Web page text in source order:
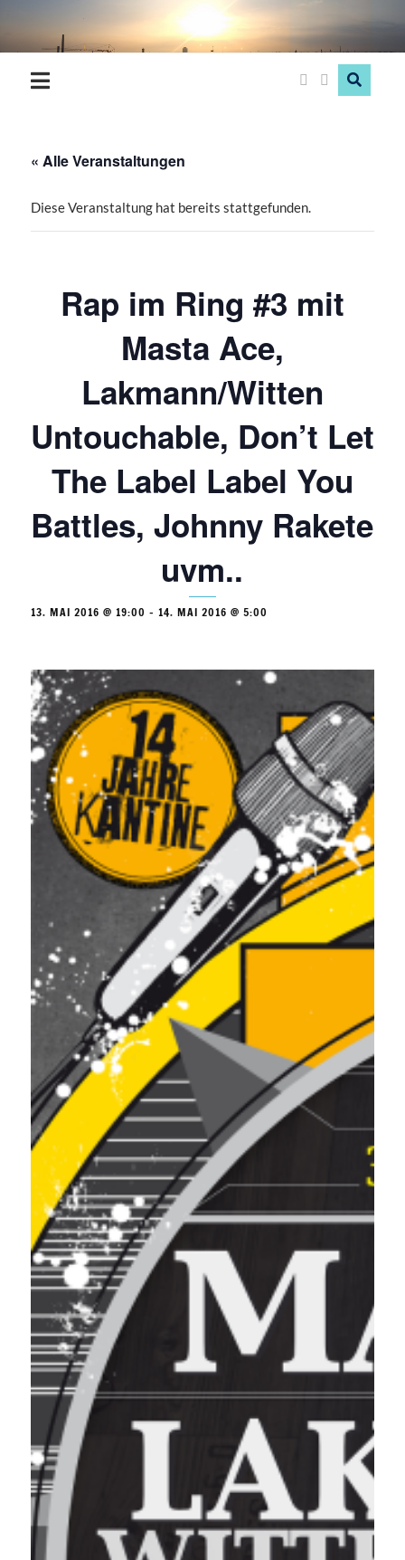
Hood
« Alle Veranstaltungen
Diese Veranstaltung hat bereits stattgefunden.
Rap im Ring #3 mit
Masta Ace,
Lakmann/Witten
Untouchable, Don’t Let
The Label Label You
Battles, Johnny Rakete
uvm..
13. MAI 2016 @ 19:00 - 14. MAI 2016 @ 5:00